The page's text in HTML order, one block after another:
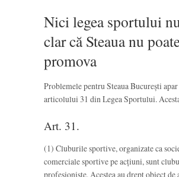
Nici legea sportului
clar că Steaua nu
promova
Problemele pentru Steaua București
articolului 31 din Legea Sportului.
Art. 31.
(1) Cluburile sportive, organizate ca
comerciale sportive pe acțiuni, sunt
profesioniste. Acestea au drept obiect de